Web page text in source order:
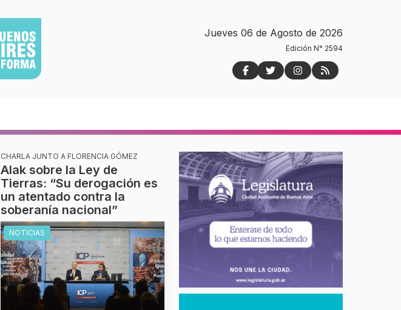
Jueves 06 de Agosto de 2026
Edición N° 2594
CHARLA JUNTO A FLORENCIA GÓMEZ
Alak sobre la Ley de
Tierras: “Su derogación es
un atentado contra la
soberanía nacional”
NOTICIAS